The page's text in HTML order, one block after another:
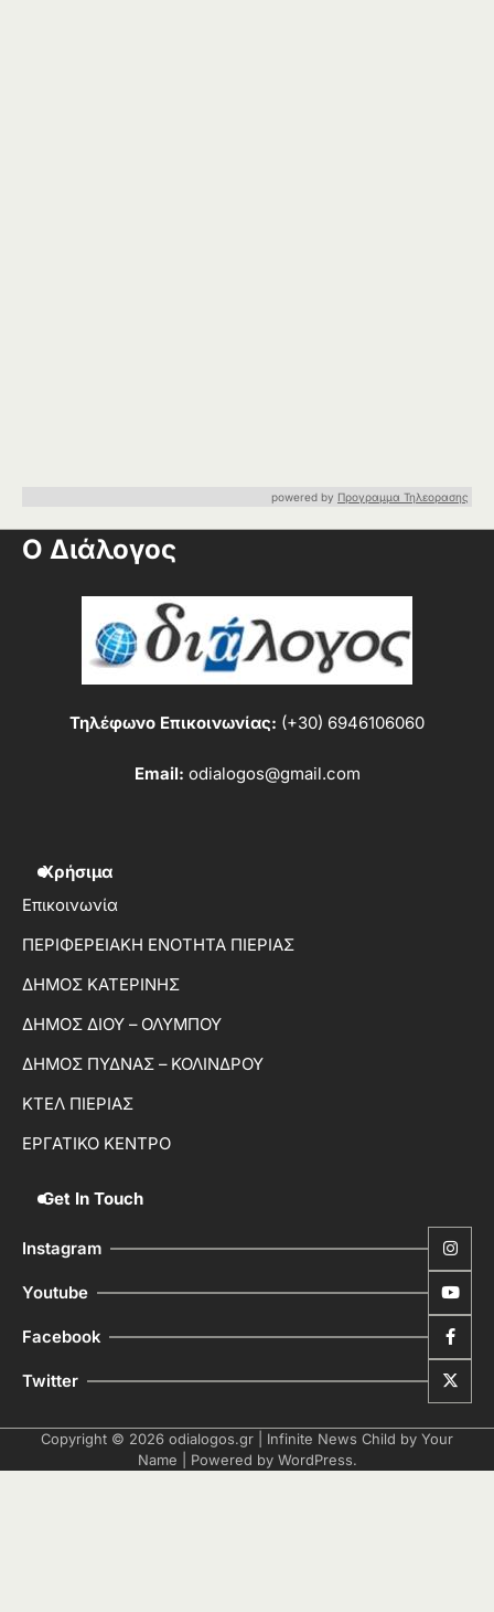
powered by Προγραμμα Τηλεορασης
Ο Διάλογος
Τηλέφωνο Επικοινωνίας: (+30) 6946106060
Email: odialogos@gmail.com
Χρήσιμα
Επικοινωνία
ΠΕΡΙΦΕΡΕΙΑΚΗ ΕΝΟΤΗΤΑ ΠΙΕΡΙΑΣ
ΔΗΜΟΣ ΚΑΤΕΡΙΝΗΣ
ΔΗΜΟΣ ΔΙΟΥ – ΟΛΥΜΠΟΥ
ΔΗΜΟΣ ΠΥΔΝΑΣ – ΚΟΛΙΝΔΡΟΥ
ΚΤΕΛ ΠΙΕΡΙΑΣ
ΕΡΓΑΤΙΚΟ ΚΕΝΤΡΟ
Get In Touch
Instagram
Youtube
Facebook
Twitter
Copyright © 2026 odialogos.gr | Infinite News Child by Your
Name | Powered by WordPress.